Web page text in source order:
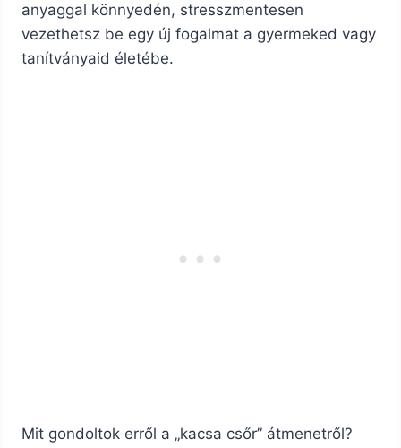
anyaggal könnyedén, stresszmentesen
vezethetsz be egy új fogalmat a gyermeked vagy
tanítványaid életébe.
Mit gondoltok erről a „kacsa csőr” átmenetről?